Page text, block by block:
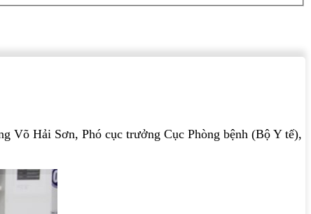
Võ Hải Sơn, Phó cục trưởng Cục Phòng bệnh (Bộ Y tế),